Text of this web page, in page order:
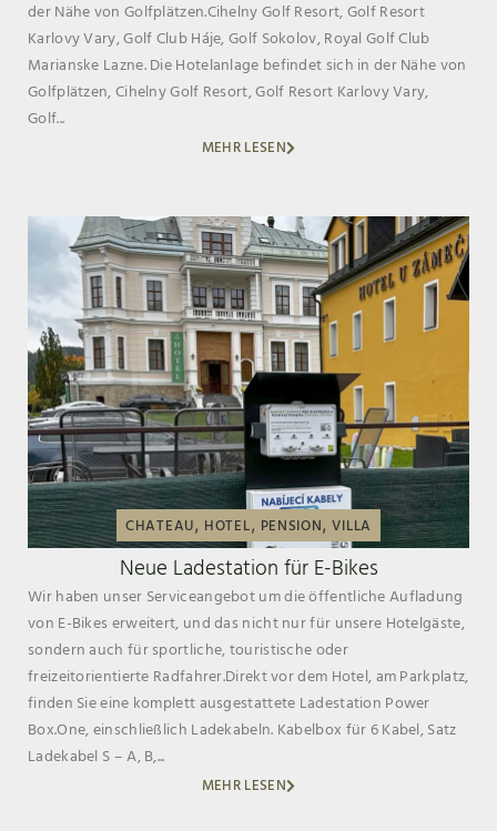
der Nähe von Golfplätzen.Cihelny Golf Resort, Golf Resort
Karlovy Vary, Golf Club Háje, Golf Sokolov, Royal Golf Club
Marianske Lazne. Die Hotelanlage befindet sich in der Nähe von
Golfplätzen, Cihelny Golf Resort, Golf Resort Karlovy Vary,
Golf...
MEHR LESEN
CHATEAU, HOTEL, PENSION, VILLA
Neue Ladestation für E-Bikes
Wir haben unser Serviceangebot um die öffentliche Aufladung
von E-Bikes erweitert, und das nicht nur für unsere Hotelgäste,
sondern auch für sportliche, touristische oder
freizeitorientierte Radfahrer.Direkt vor dem Hotel, am Parkplatz,
finden Sie eine komplett ausgestattete Ladestation Power
Box.One, einschließlich Ladekabeln. Kabelbox für 6 Kabel, Satz
Ladekabel S – A, B,...
MEHR LESEN